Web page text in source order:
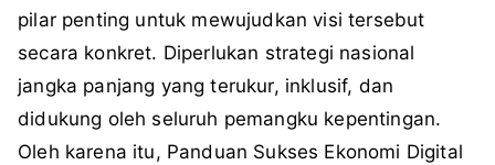
pilar penting untuk mewujudkan visi tersebut
secara konkret. Diperlukan strategi nasional
jangka panjang yang terukur, inklusif, dan
didukung oleh seluruh pemangku kepentingan.
Oleh karena itu, Panduan Sukses Ekonomi Digital